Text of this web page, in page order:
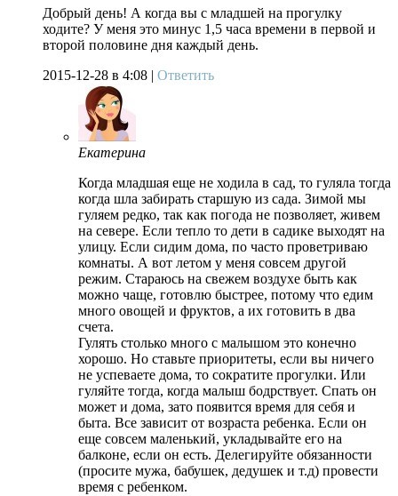
Добрый день! А когда вы с младшей на прогулку
ходите? У меня это минус 1,5 часа времени в первой и
второй половине дня каждый день.
2015-12-28 в 4:08 | Ответить
Екатерина
Когда младшая еще не ходила в сад, то гуляла тогда
когда шла забирать старшую из сада. Зимой мы
гуляем редко, так как погода не позволяет, живем
на севере. Если тепло то дети в садике выходят на
улицу. Если сидим дома, по часто проветриваю
комнаты. А вот летом у меня совсем другой
режим. Стараюсь на свежем воздухе быть как
можно чаще, готовлю быстрее, потому что едим
много овощей и фруктов, а их готовить в два
счета.
Гулять столько много с малышом это конечно
хорошо. Но ставьте приоритеты, если вы ничего
не успеваете дома, то сократите прогулки. Или
гуляйте тогда, когда малыш бодрствует. Спать он
может и дома, зато появится время для себя и
быта. Все зависит от возраста ребенка. Если он
еще совсем маленький, укладывайте его на
балконе, если он есть. Делегируйте обязанности
(просите мужа, бабушек, дедушек и т.д) провести
время с ребенком.